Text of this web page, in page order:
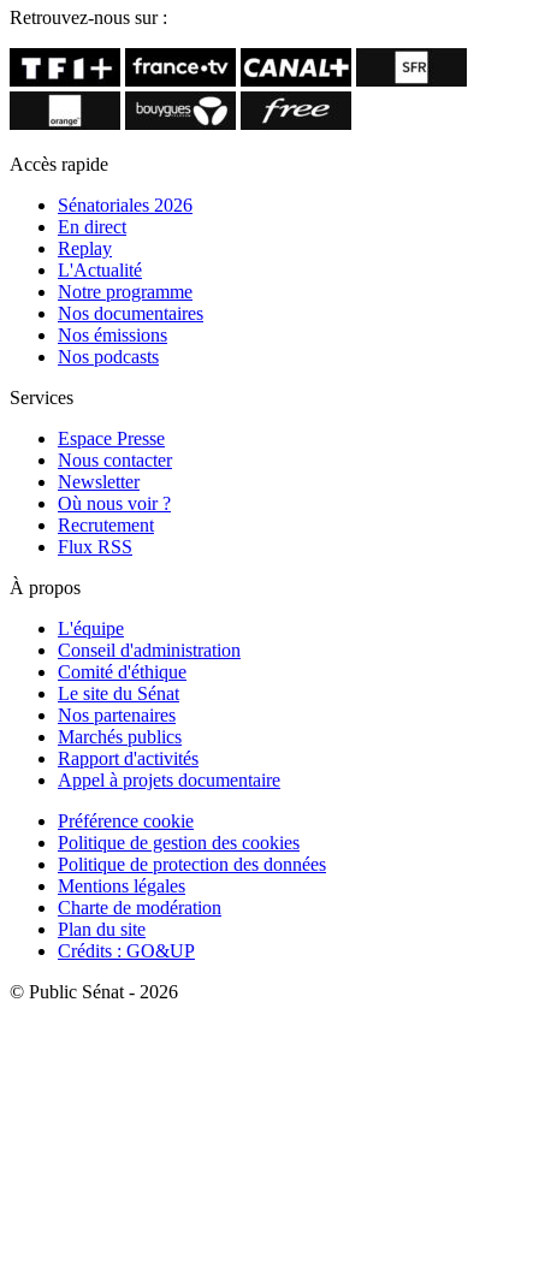
Retrouvez-nous sur :
Accès rapide
Sénatoriales 2026
En direct
Replay
L'Actualité
Notre programme
Nos documentaires
Nos émissions
Nos podcasts
Services
Espace Presse
Nous contacter
Newsletter
Où nous voir ?
Recrutement
Flux RSS
À propos
L'équipe
Conseil d'administration
Comité d'éthique
Le site du Sénat
Nos partenaires
Marchés publics
Rapport d'activités
Appel à projets documentaire
Préférence cookie
Politique de gestion des cookies
Politique de protection des données
Mentions légales
Charte de modération
Plan du site
Crédits : GO&UP
© Public Sénat - 2026